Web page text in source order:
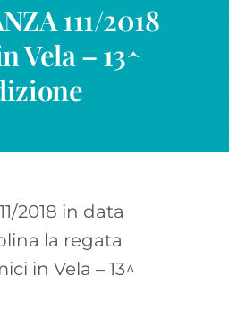
111/2018
Vela – 13^
2018 in data
la regata
in Vela – 13^